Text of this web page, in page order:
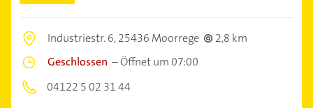
Industriestr. 6,25436 Moorrege
2,8 km
Geschlossen –Öffnet um 07:00
04122 5 02 31 44